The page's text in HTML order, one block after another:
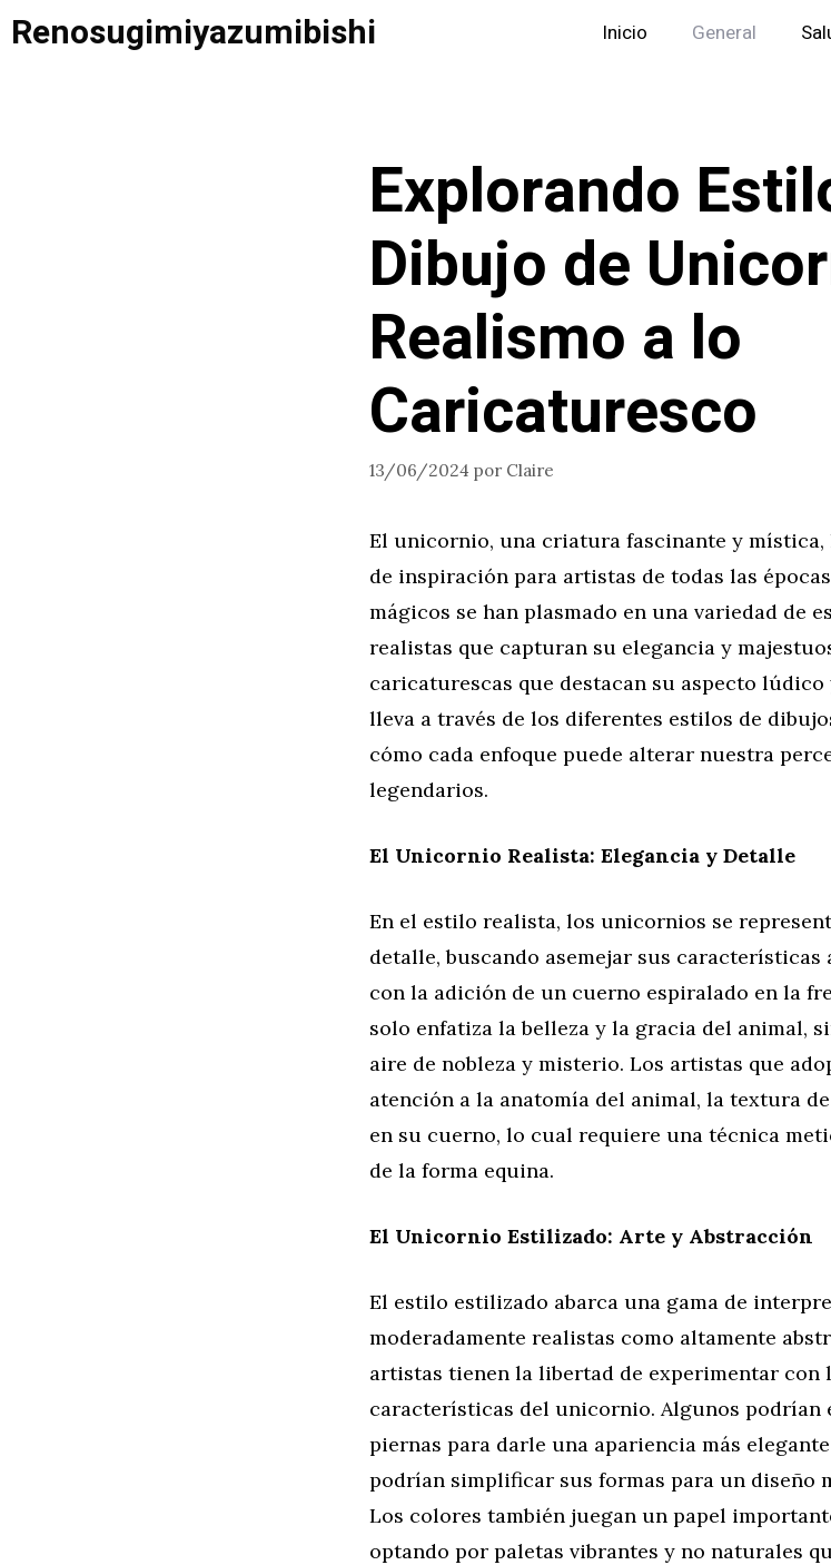
Saltar
alRenosugimiyazumibishi Inicio General
Explorando
Dibujo de
Realismo a lo
Caricaturesco
13/06/2024 por Claire
El unicornio, una criatura fascinante y mística,
de inspiración para artistas de todas las
mágicos se han plasmado en una variedad de
realistas que capturan su elegancia y
caricaturescas que destacan su aspecto
lleva a través de los diferentes estilos de
cómo cada enfoque puede alterar nuestra
legendarios.
El Unicornio Realista: Elegancia y Detalle
En el estilo realista, los unicornios se
detalle, buscando asemejar sus características
con la adición de un cuerno espiralado en la
solo enfatiza la belleza y la gracia del animal,
aire de nobleza y misterio. Los artistas que
atención a la anatomía del animal, la textura
en su cuerno, lo cual requiere una técnica
de la forma equina.
El Unicornio Estilizado: Arte y Abstracción
El estilo estilizado abarca una gama de
moderadamente realistas como altamente
artistas tienen la libertad de experimentar con
características del unicornio. Algunos
piernas para darle una apariencia más
podrían simplificar sus formas para un diseño
Los colores también juegan un papel
optando por paletas vibrantes y no naturales